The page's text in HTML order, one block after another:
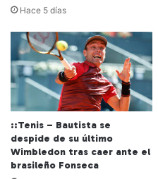
Hace 5 días
::Tenis – Bautista se
despide de su último
Wimbledon tras caer ante el
brasileño Fonseca